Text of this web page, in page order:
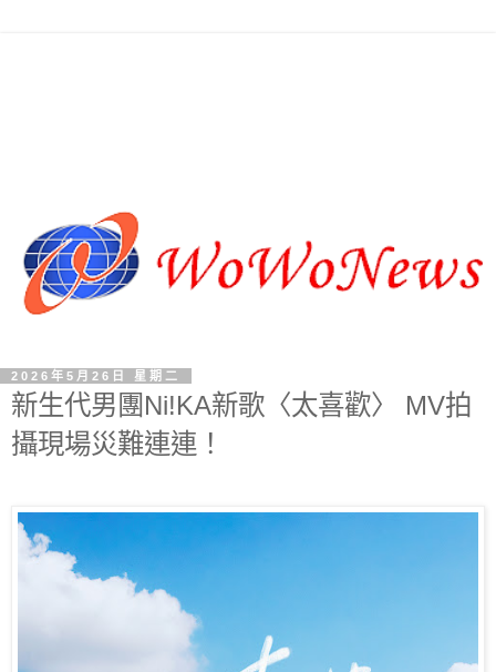
2026年5月26日 星期二
新生代男團Ni!KA新歌〈太喜歡〉 MV拍
攝現場災難連連！